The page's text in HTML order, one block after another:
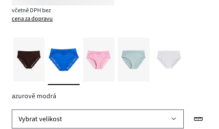
včetně DPH bez
cena za dopravu
azurově modrá
Vybrat velikost